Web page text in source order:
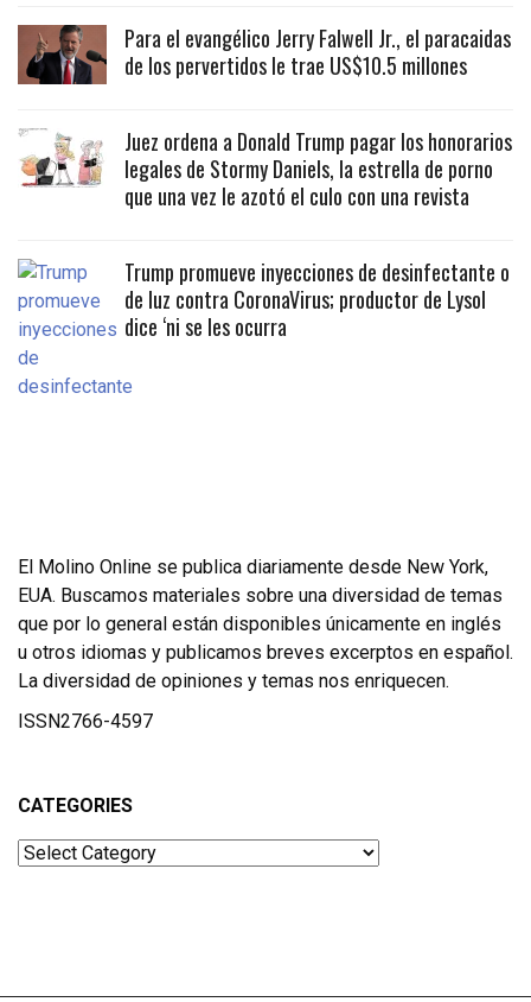
Para el evangélico Jerry Falwell Jr., el paracaidas
de los pervertidos le trae US$10.5 millones
Juez ordena a Donald Trump pagar los honorarios
legales de Stormy Daniels, la estrella de porno
que una vez le azotó el culo con una revista
Trump promueve inyecciones de desinfectante o
de luz contra CoronaVirus; productor de Lysol
dice ‘ni se les ocurra
El Molino Online se publica diariamente desde New York,
EUA. Buscamos materiales sobre una diversidad de temas
que por lo general están disponibles únicamente en inglés
u otros idiomas y publicamos breves excerptos en español.
La diversidad de opiniones y temas nos enriquecen.
ISSN2766-4597
CATEGORIES
Categories